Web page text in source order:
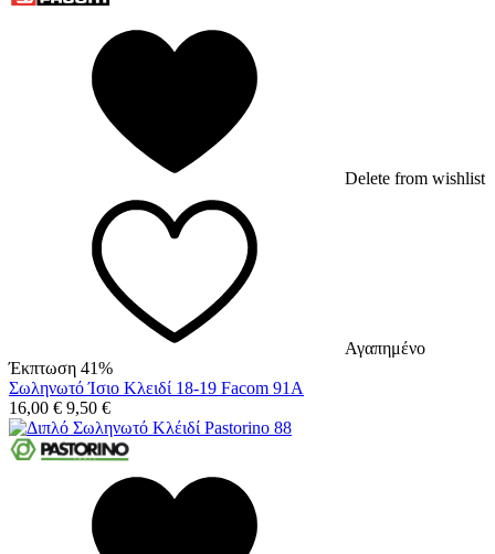
Delete from wishlist
Αγαπημένο
Έκπτωση 41%
Σωληνωτό Ίσιο Κλειδί 18-19 Facom 91A
16,00 € 9,50 €